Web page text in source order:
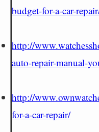
budget-for-a-car-
http://
auto-repair-manual-
http://
for-a-car-repair/